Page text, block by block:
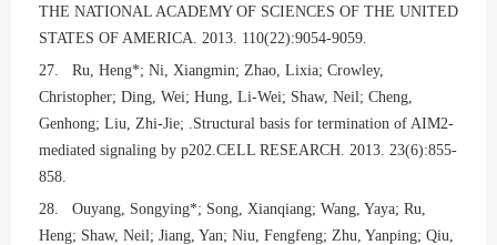
THE NATIONAL ACADEMY OF SCIENCES OF THE UNITED
STATES OF AMERICA. 2013. 110(22):9054-9059.
27. Ru, Heng*; Ni, Xiangmin; Zhao, Lixia; Crowley,
Christopher; Ding, Wei; Hung, Li-Wei; Shaw, Neil; Cheng,
Genhong; Liu, Zhi-Jie; .Structural basis for termination of AIM2-
mediated signaling by p202.CELL RESEARCH. 2013. 23(6):855-
858.
28. Ouyang, Songying*; Song, Xianqiang; Wang, Yaya; Ru,
Heng; Shaw, Neil; Jiang, Yan; Niu, Fengfeng; Zhu, Yanping; Qiu,